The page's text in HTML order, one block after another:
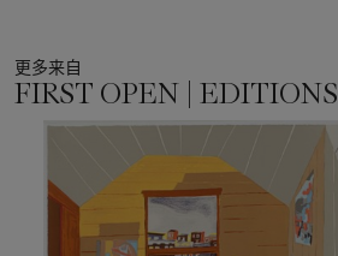
更多来自
FIRST OPEN | EDITIONS